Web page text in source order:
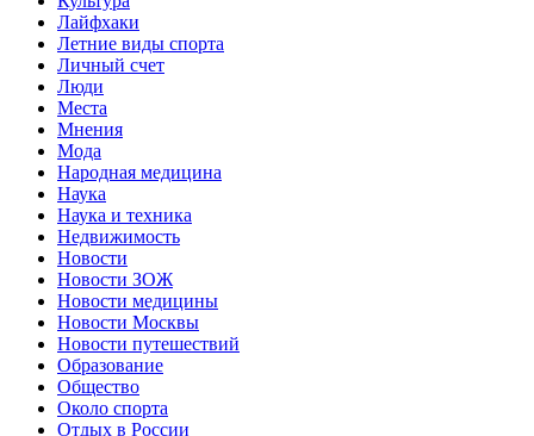
Лайфхаки
Летние виды спорта
Личный счет
Люди
Места
Мнения
Мода
Народная медицина
Наука
Наука и техника
Недвижимость
Новости
Новости ЗОЖ
Новости медицины
Новости Москвы
Новости путешествий
Образование
Общество
Около спорта
Отдых в России